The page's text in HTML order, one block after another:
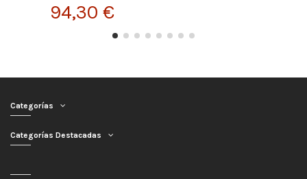
94,30 €
Categorías
Categorías Destacadas